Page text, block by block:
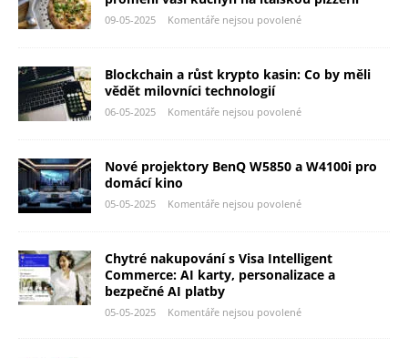
09-05-2025 Komentáře nejsou povolené
Blockchain a růst krypto kasin: Co by měli
vědět milovníci technologií
06-05-2025 Komentáře nejsou povolené
Nové projektory BenQ W5850 a W4100i pro
domácí kino
05-05-2025 Komentáře nejsou povolené
Chytré nakupování s Visa Intelligent
Commerce: AI karty, personalizace a
bezpečné AI platby
05-05-2025 Komentáře nejsou povolené